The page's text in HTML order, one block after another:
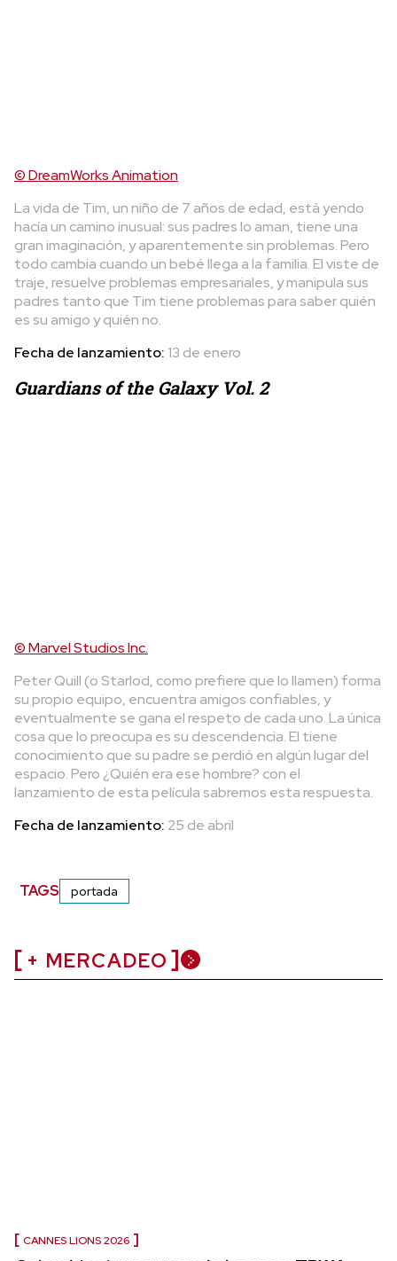
© DreamWorks Animation
La vida de Tim, un niño de 7 años de edad, está yendo
hacía un camino inusual: sus padres lo aman, tiene una
gran imaginación, y aparentemente sin problemas. Pero
todo cambia cuando un bebé llega a la familia. El viste de
traje, resuelve problemas empresariales, y manipula sus
padres tanto que Tim tiene problemas para saber quién
es su amigo y quién no.
Fecha de lanzamiento:13 de enero
Guardians of the Galaxy Vol. 2
© Marvel Studios Inc.
Peter Quill (o Starlod, como prefiere que lo llamen) forma
su propio equipo, encuentra amigos confiables, y
eventualmente se gana el respeto de cada uno. La única
cosa que lo preocupa es su descendencia. El tiene
conocimiento que su padre se perdió en algún lugar del
espacio. Pero ¿Quién era ese hombre? con el
lanzamiento de esta película sabremos esta respuesta.
Fecha de lanzamiento: 25 de abril
TAGS portada
+ MERCADEO
CANNES LIONS 2026